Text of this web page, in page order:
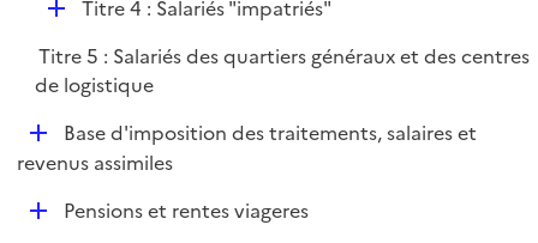
D
p
l
i
r
Titre 4 : Salariés "impatriés"
Titre 5 : Salariés des quartiers généraux et des centres
de logistique
D
é
Base d'imposition des traitements, salaires et
revenus assimiles
DPensions et rentes viageres